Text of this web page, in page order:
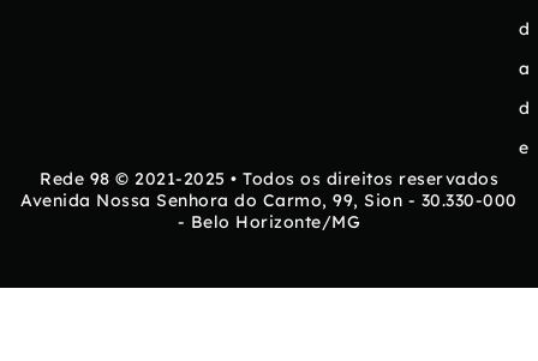
d
a
d
e
Rede 98 © 2021-2025 • Todos os direitos reservados
Avenida Nossa Senhora do Carmo, 99, Sion - 30.330-000
- Belo Horizonte/MG